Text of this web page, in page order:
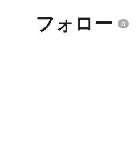
フォロー 0